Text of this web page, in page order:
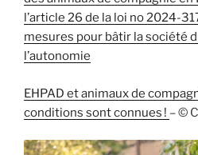
l’article 26 de la loi no 2024-
mesures pour bâtir la société
l’autonomie
EHPAD et animaux de
conditions sont connues ! – ©